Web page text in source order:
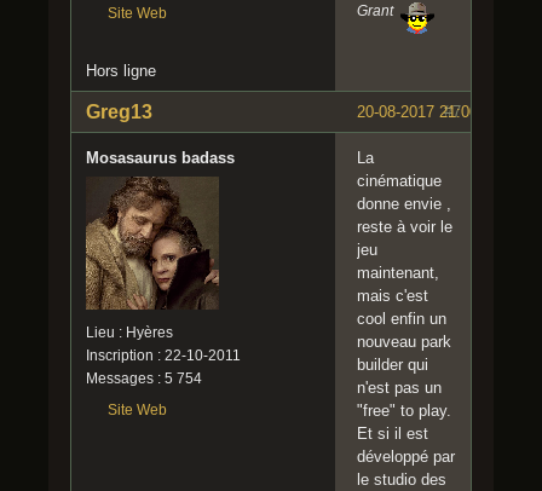
Site Web
Grant
Hors ligne
#7
20-08-2017 21:00:40
Greg13
Mosasaurus badass
Lieu : Hyères
Inscription : 22-10-2011
Messages : 5 754
Site Web
La
cinématique
donne envie ,
reste à voir le
jeu
maintenant,
mais c'est
cool enfin un
nouveau park
builder qui
n'est pas un
"free" to play.
Et si il est
développé par
le studio des